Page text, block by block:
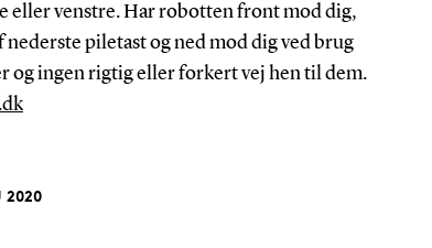
eller venstre. Har robotten front mod dig,
piletast og ned mod dig ved brug
og ingen rigtig eller forkert vej hen til dem.
2020